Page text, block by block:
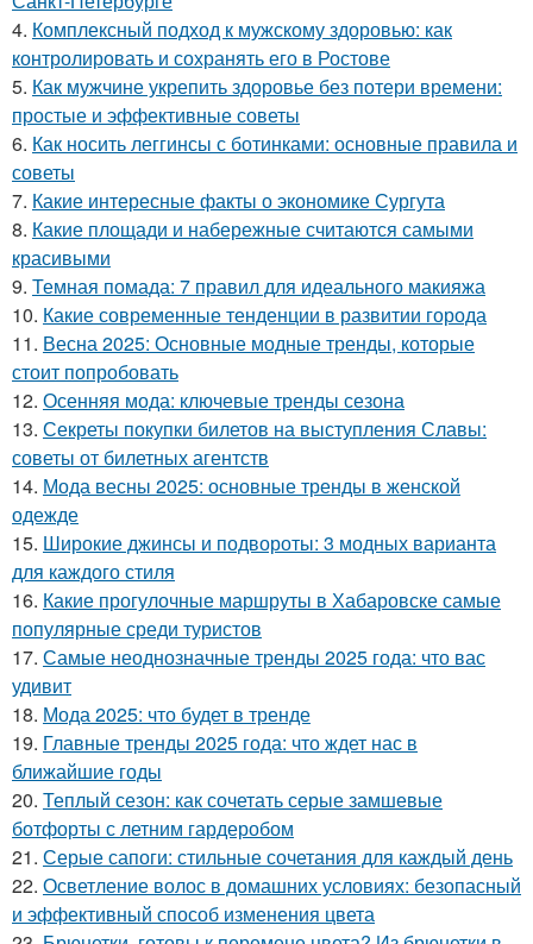
4. Комплексный подход к мужскому здоровью: как
контролировать и сохранять его в Ростове
5. Как мужчине укрепить здоровье без потери времени:
простые и эффективные советы
6. Как носить леггинсы с ботинками: основные правила и
советы
7. Какие интересные факты о экономике Сургута
8. Какие площади и набережные считаются самыми
красивыми
9. Темная помада: 7 правил для идеального макияжа
10. Какие современные тенденции в развитии города
11. Весна 2025: Основные модные тренды, которые
стоит попробовать
12. Осенняя мода: ключевые тренды сезона
13. Секреты покупки билетов на выступления Славы:
советы от билетных агентств
14. Мода весны 2025: основные тренды в женской
одежде
15. Широкие джинсы и подвороты: 3 модных варианта
для каждого стиля
16. Какие прогулочные маршруты в Хабаровске самые
популярные среди туристов
17. Самые неоднозначные тренды 2025 года: что вас
удивит
18. Мода 2025: что будет в тренде
19. Главные тренды 2025 года: что ждет нас в
ближайшие годы
20. Теплый сезон: как сочетать серые замшевые
ботфорты с летним гардеробом
21. Серые сапоги: стильные сочетания для каждый день
22. Осветление волос в домашних условиях: безопасный
и эффективный способ изменения цвета